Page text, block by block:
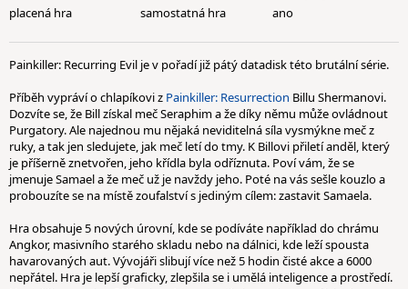
placená hra
samostatná hra
ano
Painkiller: Recurring Evil je v pořadí již pátý datadisk této brutální série.
Příběh vypráví o chlapíkovi z Painkiller: Resurrection Billu Shermanovi.
Dozvíte se, že Bill získal meč Seraphim a že díky němu může ovládnout
Purgatory. Ale najednou mu nějaká neviditelná síla vysmýkne meč z
ruky, a tak jen sledujete, jak meč letí do tmy. K Billovi přiletí anděl, který
je příšerně znetvořen, jeho křídla byla odříznuta. Poví vám, že se
jmenuje Samael a že meč už je navždy jeho. Poté na vás sešle kouzlo a
probouzíte se na místě zoufalství s jediným cílem: zastavit Samaela.
Hra obsahuje 5 nových úrovní, kde se podíváte například do chrámu
Angkor, masivního starého skladu nebo na dálnici, kde leží spousta
havarovaných aut. Vývojáři slibují více než 5 hodin čisté akce a 6000
nepřátel. Hra je lepší graficky, zlepšila se i umělá inteligence a prostředí.